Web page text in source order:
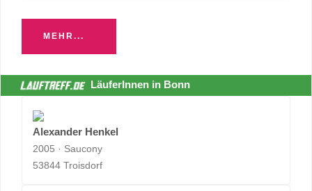
MEHR...
LäuferInnen in Bonn
Alexander Henkel
2005 · Saucony
53844 Troisdorf